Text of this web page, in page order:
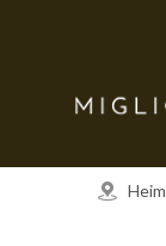
Heim